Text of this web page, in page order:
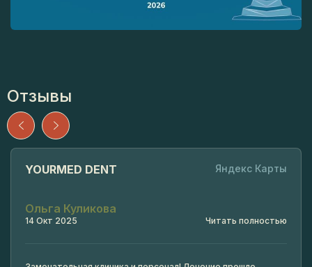
Отзывы
YOURMED DENT Яндекс Карты
Ольга Куликова
14 Окт 2025 Читать полностью